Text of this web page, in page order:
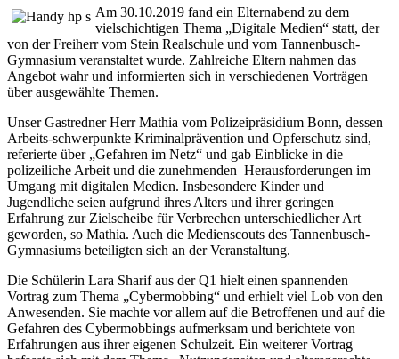
Am 30.10.2019 fand ein Elternabend zu dem
vielschichtigen Thema „Digitale Medien“ statt, der
von der Freiherr vom Stein Realschule und vom Tannenbusch-
Gymnasium veranstaltet wurde. Zahlreiche Eltern nahmen das
Angebot wahr und informierten sich in verschiedenen Vorträgen
über ausgewählte Themen.
Unser Gastredner Herr Mathia vom Polizeipräsidium Bonn, dessen
Arbeits-schwerpunkte Kriminalprävention und Opferschutz sind,
referierte über „Gefahren im Netz“ und gab Einblicke in die
polizeiliche Arbeit und die zunehmenden Herausforderungen im
Umgang mit digitalen Medien. Insbesondere Kinder und
Jugendliche seien aufgrund ihres Alters und ihrer geringen
Erfahrung zur Zielscheibe für Verbrechen unterschiedlicher Art
geworden, so Mathia. Auch die Medienscouts des Tannenbusch-
Gymnasiums beteiligten sich an der Veranstaltung.
Die Schülerin Lara Sharif aus der Q1 hielt einen spannenden
Vortrag zum Thema „Cybermobbing“ und erhielt viel Lob von den
Anwesenden. Sie machte vor allem auf die Betroffenen und auf die
Gefahren des Cybermobbings aufmerksam und berichtete von
Erfahrungen aus ihrer eigenen Schulzeit. Ein weiterer Vortrag